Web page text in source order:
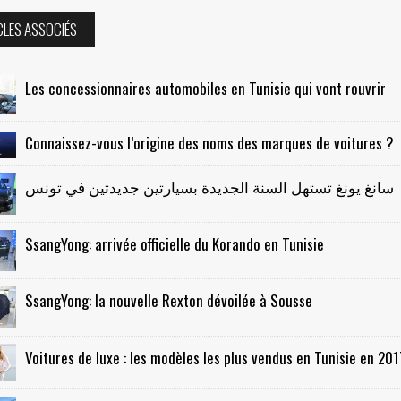
ASSOCIÉS
Les concessionnaires automobiles en Tunisie qui vont rouvrir
Connaissez-vous l’origine des noms des marques de voitures ?
سانغ يونغ تستهل السنة الجديدة بسيارتين جديدتين في تونس
SsangYong: arrivée officielle du Korando en Tunisie
SsangYong: la nouvelle Rexton dévoilée à Sousse
Voitures de luxe : les modèles les plus vendus en Tunisie en